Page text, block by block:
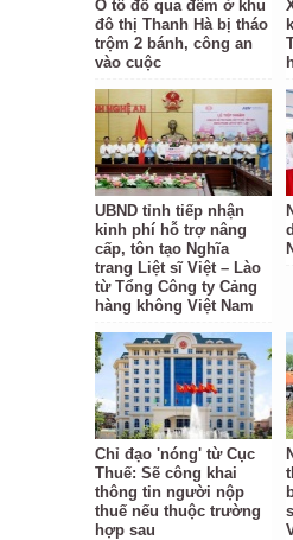
Ô tô đỗ qua đêm ở khu
đô thị Thanh Hà bị tháo
trộm 2 bánh, công an
vào cuộc
UBND tỉnh tiếp nhận
kinh phí hỗ trợ nâng
cấp, tôn tạo Nghĩa
trang Liệt sĩ Việt – Lào
từ Tổng Công ty Cảng
hàng không Việt Nam
Chỉ đạo 'nóng' từ Cục
Thuế: Sẽ công khai
thông tin người nộp
thuế nếu thuộc trường
hợp sau